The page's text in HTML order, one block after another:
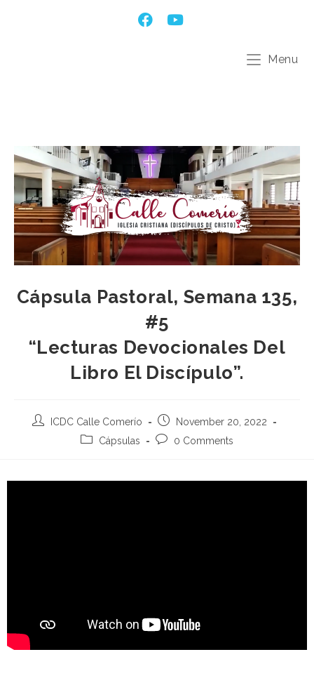
Menu
Cápsula Pastoral, Semana 135,
#5
“Lecturas Devocionales Del
Libro El Discípulo”.
ICDC Calle Comerío
November 20, 2022
Cápsulas
0 Comments